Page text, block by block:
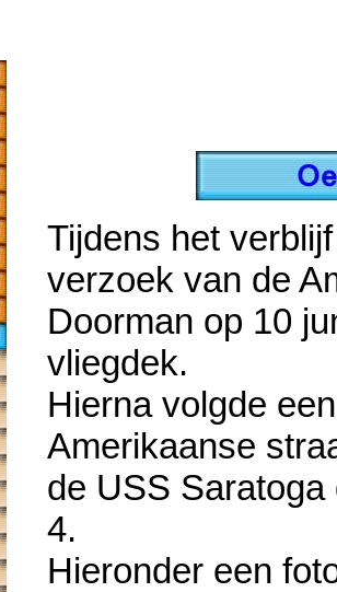
Tijdens het
verzoek van de
Doorman op 10
vliegdek.
Hierna volgde
Amerikaanse
de USS
4.
Hieronder een